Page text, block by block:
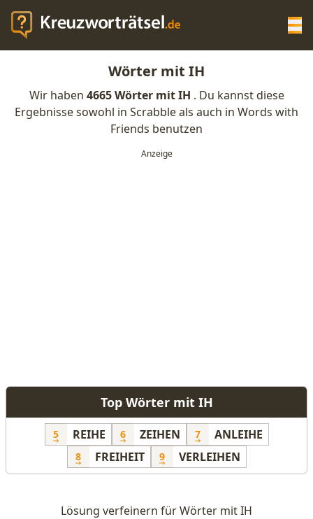
KREUZWORTRÄTSEL-HILFE
SCRABBLE HILFE
Wörter mit IH
Wir haben 4665 Wörter mit IH . Du kannst diese
Ergebnisse sowohl in Scrabble als auch in Words with
Friends benutzen
Top Wörter mit IH
5 REIHE 6 ZEIHEN 7 ANLEIHE
8 FREIHEIT 9 VERLEIHEN
Lösung verfeinern für Wörter mit IH